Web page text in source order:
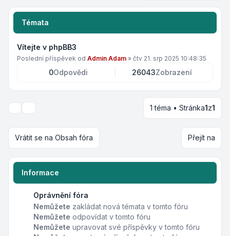
Témata
Vítejte v phpBB3
Poslední příspěvek od Admin Adam » čtv 21. srp 2025 10:48:35
0Odpovědi 26043Zobrazení
Možnosti zobrazení a seřazení 1 téma • Stránka1z1
Vrátit se na Obsah fóra Přejít na
Informace
Oprávnění fóra
Nemůžete zakládat nová témata v tomto fóru
Nemůžete odpovídat v tomto fóru
Nemůžete upravovat své příspěvky v tomto fóru